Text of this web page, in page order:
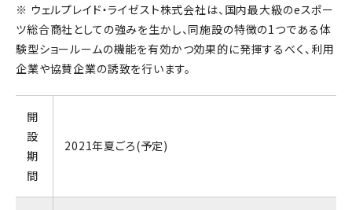
※ ウェルプレイド・ライゼスト株式会社は、国内最大級のeスポー
ツ総合商社としての強みを生かし、同施設の特徴の1つである体
験型ショールームの機能を有効かつ効果的に発揮するべく、利用
企業や協賛企業の誘致を行います。
開
設
期
間
2021年夏ごろ(予定)